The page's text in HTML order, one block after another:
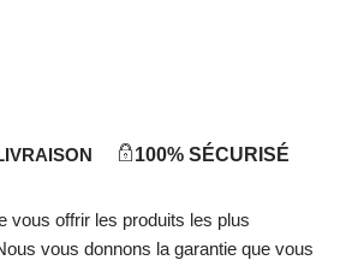
100% SÉCURISÉ
vous offrir les produits les plus
vous donnons la garantie que vous